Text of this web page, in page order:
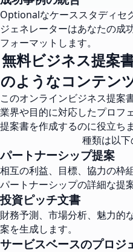
Optionalなケーススタディセ
ジェネレーターはあなたの成
フォーマットします。
無料ビジネス提案
のようなコンテン
このオンラインビジネス提案
業界や目的に対応したプロフ
提案書を作成するのに役立ち
種類は以下
パートナーシップ提案
相互の利益、目標、協力の枠
パートナーシップの詳細な提
投資ピッチ文書
財務予測、市場分析、魅力的
案を生成します。
サービスベースのプロジ